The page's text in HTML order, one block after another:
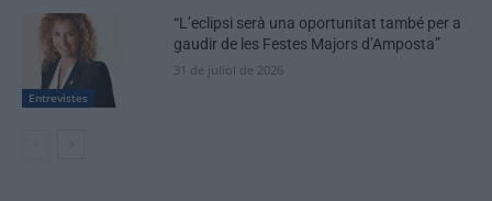
Entrevistes
“L’eclipsi serà una oportunitat també per a
gaudir de les Festes Majors d’Amposta”
31 de juliol de 2026